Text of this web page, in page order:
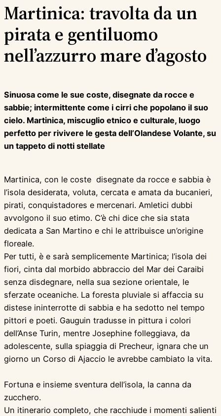
Martinica: travolta da un
pirata e gentiluomo
nell’azzurro mare d’agosto
Sinuosa come le sue coste, disegnate da rocce e
sabbie; intermittente come i cirri che popolano il suo
cielo. Martinica, miscuglio etnico e culturale, luogo
perfetto per rivivere le gesta dell’Olandese Volante, su
un tappeto di notti stellate
Martinica, con le coste disegnate da rocce e sabbia è
l’isola desiderata, voluta, cercata e amata da bucanieri,
pirati, conquistadores e mercenari. Amletici dubbi
avvolgono il suo etimo. C’è chi dice che sia stata
dedicata a San Martino e chi le attribuisce un’origine
floreale.
Per tutti, è e sarà semplicemente Martinica; l’isola dei
fiori, cinta dal morbido abbraccio del Mar dei Caraibi
senza disdegnare, nella sua sezione orientale, le
sferzate oceaniche. La foresta pluviale si affaccia su
distese ininterrotte di sabbia e ha sedotto nel tempo
pittori e poeti. Gauguin tradusse in pittura i colori
dell’Anse Turin, mentre Josephine folleggiava, da
adolescente, sulla spiaggia di Precheur, ignara che un
giorno un Corso di Ajaccio le avrebbe cambiato la vita.
Fortuna e insieme sventura dell’isola, la canna da
zucchero.
Un itinerario completo, che racchiude i momenti salienti